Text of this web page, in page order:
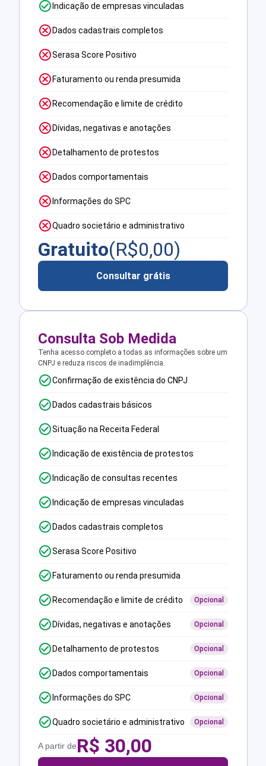
Indicação de empresas vinculadas
Dados cadastrais completos
Serasa Score Positivo
Faturamento ou renda presumida
Recomendação e limite de crédito
Dívidas, negativas e anotações
Detalhamento de protestos
Dados comportamentais
Informações do SPC
Quadro societário e administrativo
Gratuito(R$0,00)
Consultar grátis
Consulta Sob Medida
Tenha acesso completo a todas as informações sobre um
CNPJ e reduza riscos de inadimplência.
Confirmação de existência do CNPJ
Dados cadastrais básicos
Situação na Receita Federal
Indicação de existência de protestos
Indicação de consultas recentes
Indicação de empresas vinculadas
Dados cadastrais completos
Serasa Score Positivo
Faturamento ou renda presumida
Recomendação e limite de crédito Opcional
Dívidas, negativas e anotações Opcional
Detalhamento de protestos Opcional
Dados comportamentais Opcional
Informações do SPC Opcional
Quadro societário e administrativo Opcional
A partir deR$ 30,00